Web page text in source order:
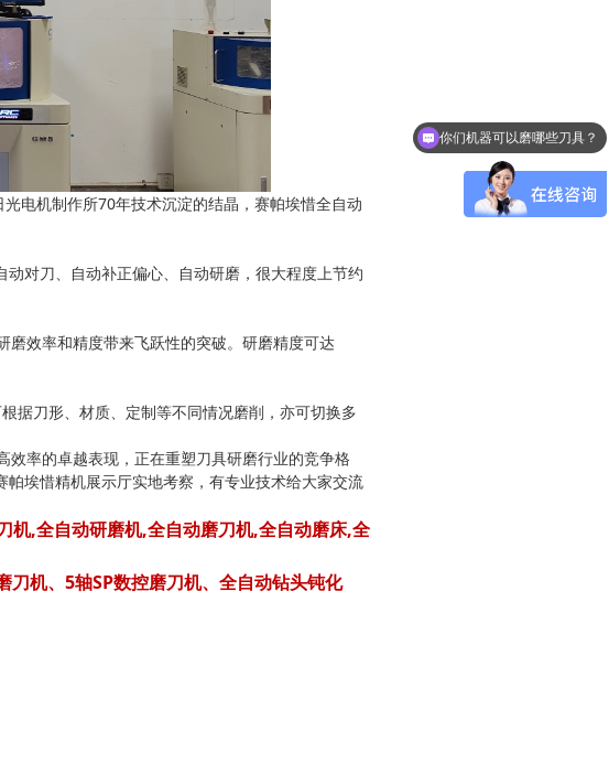
电机制作所70年技术沉淀的结晶，赛帕埃惜全自动
对刀、自动补正偏心、自动研磨，很大程度上节约
效率和精度带来飞跃性的突破。研磨精度可达
据刀形、材质、定制等不同情况磨削，亦可切换多
率的卓越表现，正在重塑刀具研磨行业的竞争格
埃惜精机展示厅实地考察，有专业技术给大家交流
机,全自动研磨机,全自动磨刀机,全自动磨床,全
机、5轴SP数控磨刀机、全自动钻头钝化
你们机器可以磨哪些刀具？